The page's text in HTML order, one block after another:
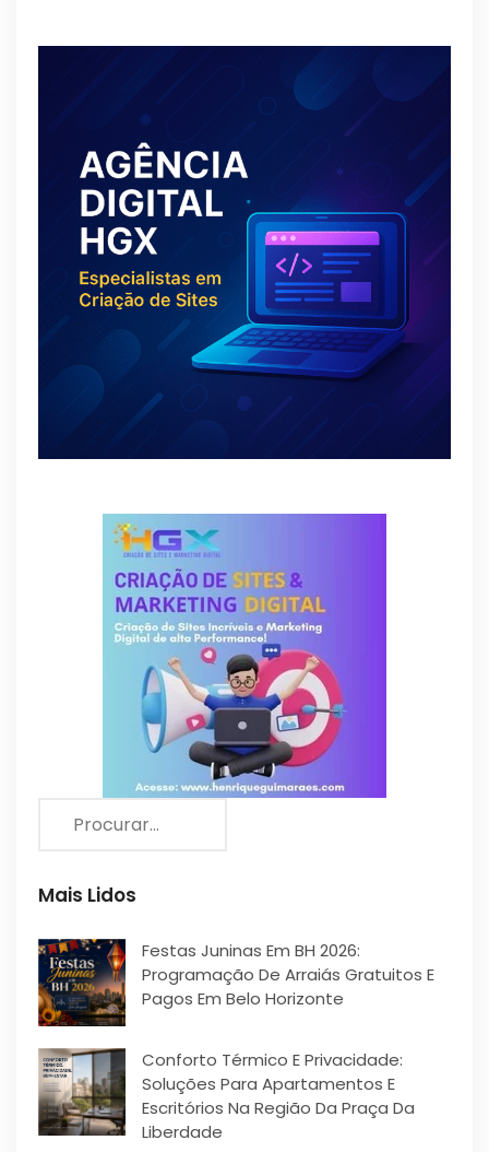
Mais Lidos
Festas Juninas Em BH 2026:
Programação De Arraiás Gratuitos E
Pagos Em Belo Horizonte
Conforto Térmico E Privacidade:
Soluções Para Apartamentos E
Escritórios Na Região Da Praça Da
Liberdade